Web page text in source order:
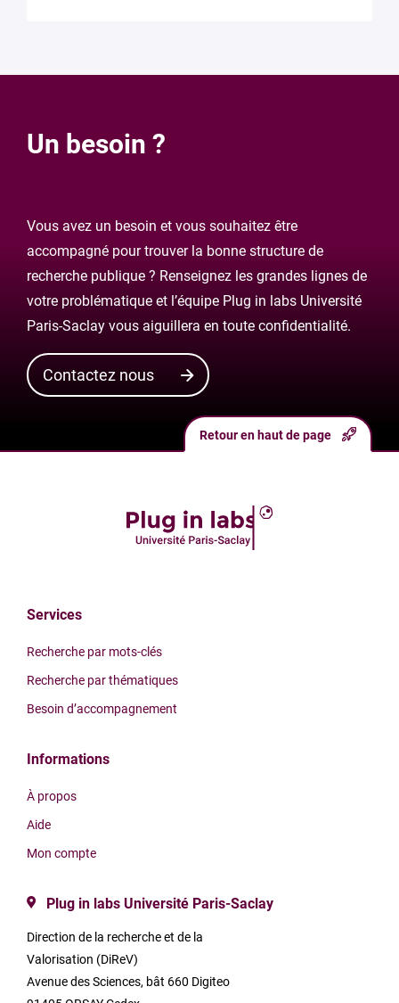
Un besoin ?
Vous avez un besoin et vous souhaitez être
accompagné pour trouver la bonne structure de
recherche publique ? Renseignez les grandes lignes de
votre problématique et l’équipe Plug in labs Université
Paris-Saclay vous aiguillera en toute confidentialité.
Contactez nous
Services
Recherche par mots-clés
Recherche par thématiques
Besoin d’accompagnement
Informations
À propos
Aide
Mon compte
Plug in labs Université Paris-Saclay
Direction de la recherche et de la
Valorisation (DiReV)
Avenue des Sciences, bât 660 Digiteo
Retour en haut de page